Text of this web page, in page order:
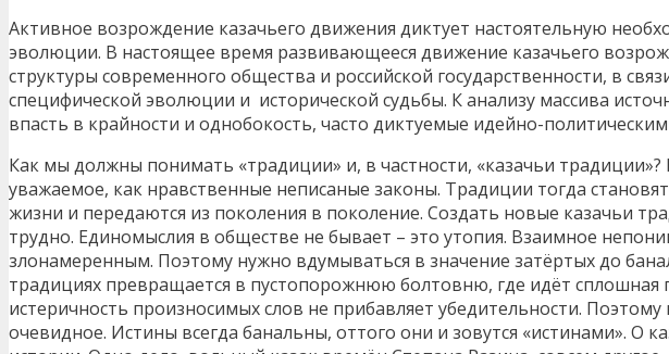
Активное возрождение казачьего движения диктует настоятельную
эволюции. В настоящее время развивающееся движение казачьего
структуры современного общества и российской государственности, в
специфической эволюции и исторической судьбы. К анализу массива
впасть в крайности и однобокость, часто диктуемые идейно-
Как мы должны понимать «традиции» и, в частности, «казачьи
уважаемое, как нравственные неписаные законы. Традиции тогда
жизни и передаются из поколения в поколение. Создать новые казачьи
трудно. Единомыслия в обществе не бывает – это утопия. Взаимное
злонамеренным. Поэтому нужно вдумываться в значение затёртых до
традициях превращается в пустопорожнюю болтовню, где идёт сплошная
истеричность произносимых слов не прибавляет убедительности.
очевидное. Истины всегда банальны, оттого они и зовутся «истинами». О